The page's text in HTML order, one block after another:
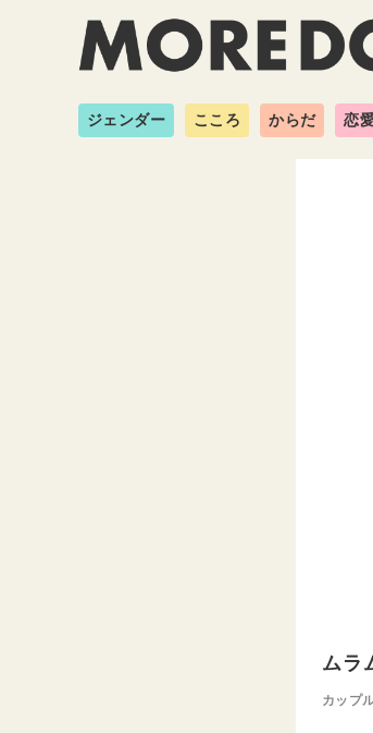
ジェンダー こころ からだ 恋
ムラ
カップ